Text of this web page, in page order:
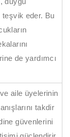
teşvik eder. Bu
de yardımcı
aile üyelerinin
takdir
güvenlerini